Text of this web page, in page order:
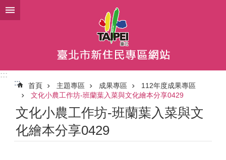
跳到主要內容區塊
:::
:::
首頁 主題專區 成果專區
112年度成果專區
文化小農工作坊-班蘭葉入菜與文化繪本分享0429
文化小農工作坊-班蘭葉入菜與文
化繪本分享0429